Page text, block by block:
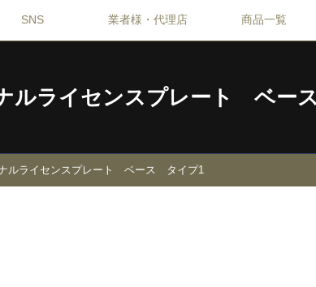
SNS 業者様・代理店 商品一覧
ルライセンスプレート ベー
ルライセンスプレート ベース タイプ1